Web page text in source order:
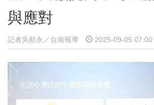
與應對
記者吳順永／台南報導 2025-09-05 07:00